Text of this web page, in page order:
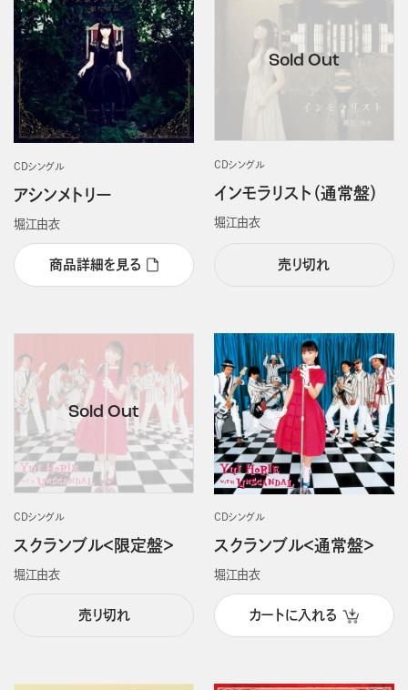
CDシングル
アシンメトリー
堀江由衣
商品詳細を見る
CDシングル
インモラリスト（通常盤）
堀江由衣
売り切れ
CDシングル
スクランブル＜限定盤＞
堀江由衣
売り切れ
CDシングル
スクランブル＜通常盤＞
堀江由衣
カートに入れる